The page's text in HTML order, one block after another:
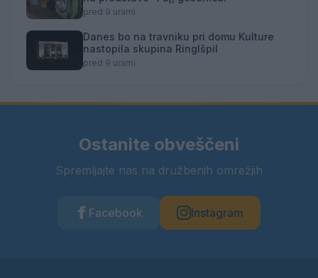
pred 9 urami
Danes bo na travniku pri domu Kulture
nastopila skupina Ringlšpil
pred 9 urami
Ostanite obveščeni
Spremljajte nas na družbenih omrežjih
Facebook Instagram